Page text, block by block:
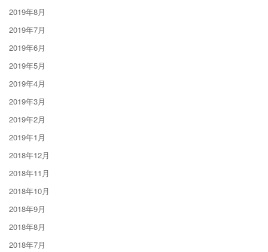
2019年8月
2019年7月
2019年6月
2019年5月
2019年4月
2019年3月
2019年2月
2019年1月
2018年12月
2018年11月
2018年10月
2018年9月
2018年8月
2018年7月